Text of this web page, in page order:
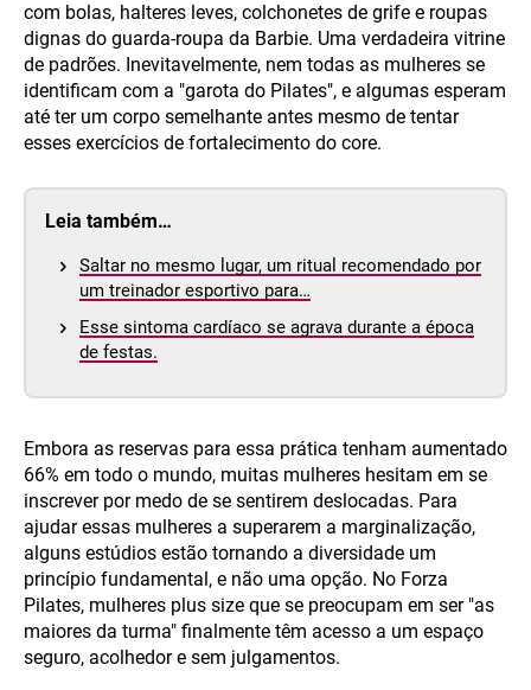
com bolas, halteres leves, colchonetes de grife e roupas
dignas do guarda-roupa da Barbie. Uma verdadeira vitrine
de padrões. Inevitavelmente, nem todas as mulheres se
identificam com a "garota do Pilates", e algumas esperam
até ter um corpo semelhante antes mesmo de tentar
esses exercícios de fortalecimento do core.
Leia também…
Saltar no mesmo lugar, um ritual recomendado por
um treinador esportivo para…
Esse sintoma cardíaco se agrava durante a época
de festas.
Embora as reservas para essa prática tenham aumentado
66% em todo o mundo, muitas mulheres hesitam em se
inscrever por medo de se sentirem deslocadas. Para
ajudar essas mulheres a superarem a marginalização,
alguns estúdios estão tornando a diversidade um
princípio fundamental, e não uma opção. No Forza
Pilates, mulheres plus size que se preocupam em ser "as
maiores da turma" finalmente têm acesso a um espaço
seguro, acolhedor e sem julgamentos.